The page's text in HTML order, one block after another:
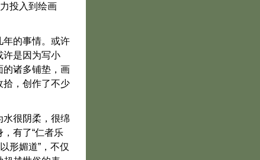
投入到绘画
年的事情。或许
许是因为写小
诸多铺垫，画
拾，创作了不少
很阴柔，很绵
有了“仁者乐
形媚道”，不仅